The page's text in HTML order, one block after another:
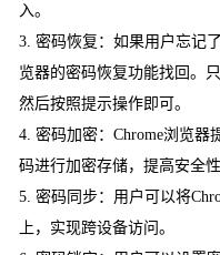
入。
3. 密码恢复：如果用户忘记
览器的密码恢复功能找回。
然后按照提示操作即可。
4. 密码加密：Chrome浏览
码进行加密存储，提高安全性
5. 密码同步：用户可以将
上，实现跨设备访问。